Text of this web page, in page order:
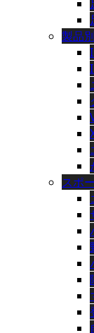
製品別
スポ